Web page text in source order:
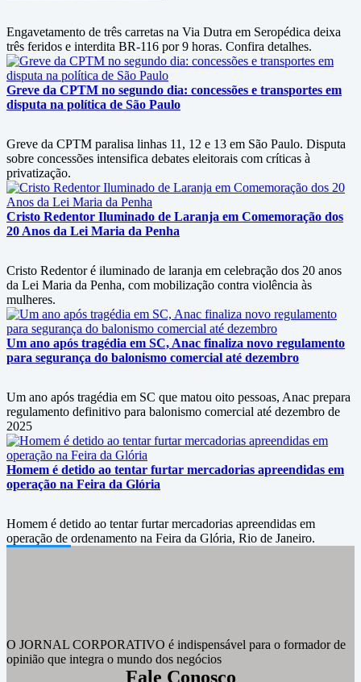
Engavetamento de três carretas na Via Dutra em Seropédica deixa
três feridos e interdita BR-116 por 9 horas. Confira detalhes.
Greve da CPTM no segundo dia: concessões e transportes em
disputa na política de São Paulo
Greve da CPTM paralisa linhas 11, 12 e 13 em São Paulo. Disputa
sobre concessões intensifica debates eleitorais com críticas à
privatização.
Cristo Redentor Iluminado de Laranja em Comemoração dos
20 Anos da Lei Maria da Penha
Cristo Redentor é iluminado de laranja em celebração dos 20 anos
da Lei Maria da Penha, com mobilização contra violência às
mulheres.
Um ano após tragédia em SC, Anac finaliza novo regulamento
para segurança do balonismo comercial até dezembro
Um ano após tragédia em SC que matou oito pessoas, Anac prepara
regulamento definitivo para balonismo comercial até dezembro de
2025
Homem é detido ao tentar furtar mercadorias apreendidas em
operação na Feira da Glória
Homem é detido ao tentar furtar mercadorias apreendidas em
operação de ordenamento na Feira da Glória, Rio de Janeiro.
O JORNAL CORPORATIVO é indispensável para o formador de
opinião que integra o mundo dos negócios
Fale Conosco